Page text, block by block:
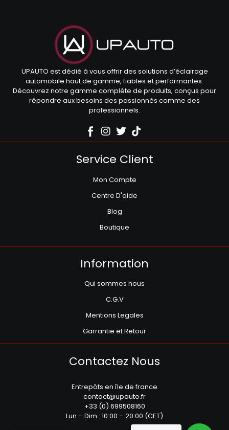
UPAUTO est dédié à vous offrir des solutions d’éclairage
automobile haut de gamme, fiables et performantes.
Découvrez notre gamme complète de produits, conçus pour
répondre aux besoins des passionnés comme des
professionnels.
Service Client
Mon Compte
Centre D'aide
Blog
Boutique
Information
Qui sommes nous
C.G.V
Mentions Legales
Garrantie et Retour
Contactez Nous
Entrepôts en île de france
contact@upauto.fr
+33 (0) 699508160
Lun – Dim : 10:00 – 20:00 (CET)